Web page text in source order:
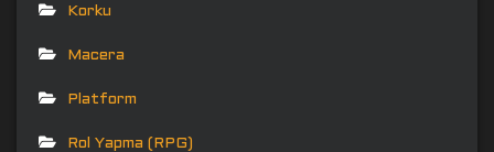
Korku
Macera
Platform
Rol Yapma (RPG)